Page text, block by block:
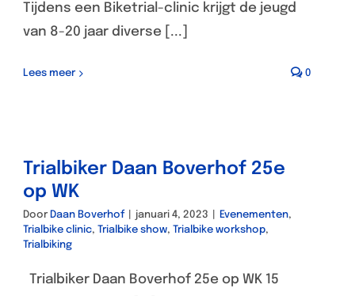
Tijdens een Biketrial-clinic krijgt de jeugd
van 8-20 jaar diverse [...]
Lees meer 0
Trialbiker Daan Boverhof 25e
op WK
Door Daan Boverhof januari 4, 2023 Evenementen,
Trialbike clinic, Trialbike show, Trialbike workshop,
Trialbiking
Trialbiker Daan Boverhof 25e op WK 15